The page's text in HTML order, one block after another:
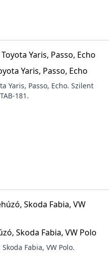
Yaris, Passo, Echo
Yaris, Passo, Echo. Szilent
181.
Skoda Fabia, VW Polo
Fabia, VW Polo.